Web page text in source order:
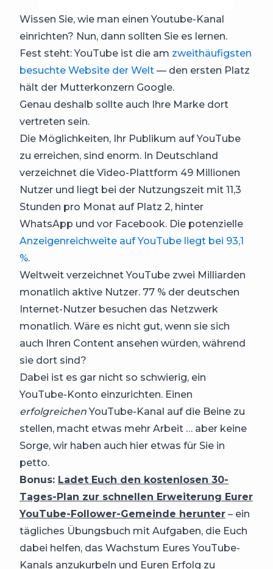
Wissen Sie, wie man einen Youtube-Kanal
einrichten? Nun, dann sollten Sie es lernen.
Fest steht: YouTube ist die am zweithäufigsten
besuchte Website der Welt — den ersten Platz
hält der Mutterkonzern Google.
Genau deshalb sollte auch Ihre Marke dort
vertreten sein.
Die Möglichkeiten, Ihr Publikum auf YouTube
zu erreichen, sind enorm. In Deutschland
verzeichnet die Video-Plattform 49 Millionen
Nutzer und liegt bei der Nutzungszeit mit 11,3
Stunden pro Monat auf Platz 2, hinter
WhatsApp und vor Facebook. Die potenzielle
Anzeigenreichweite auf YouTube liegt bei 93,1
%.
Weltweit verzeichnet YouTube zwei Milliarden
monatlich aktive Nutzer. 77 % der deutschen
Internet-Nutzer besuchen das Netzwerk
monatlich. Wäre es nicht gut, wenn sie sich
auch Ihren Content ansehen würden, während
sie dort sind?
Dabei ist es gar nicht so schwierig, ein
YouTube-Konto einzurichten. Einen
erfolgreichenYouTube-Kanal auf die Beine zu
stellen, macht etwas mehr Arbeit … aber keine
Sorge, wir haben auch hier etwas für Sie in
petto.
Bonus: Ladet Euch den kostenlosen 30-
Tages-Plan zur schnellen Erweiterung Eurer
YouTube-Follower-Gemeinde herunter – ein
tägliches Übungsbuch mit Aufgaben, die Euch
dabei helfen, das Wachstum Eures YouTube-
Kanals anzukurbeln und Euren Erfolg zu